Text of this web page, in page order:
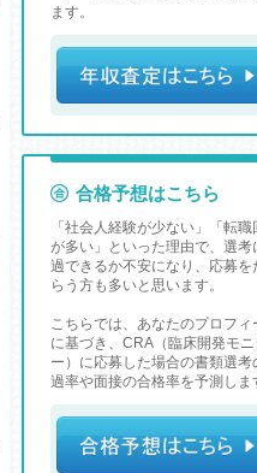
ます。
合格予想はこちら
「社会人経験が少ない」「転職
が多い」といった理由で、選考
過できるか不安になり、応募を
らう方も多いと思います。
こちらでは、あなたのプロフィ
に基づき、CRA（臨床開発モニ
ー）に応募した場合の書類選考
過率や面接の合格率を予測しま